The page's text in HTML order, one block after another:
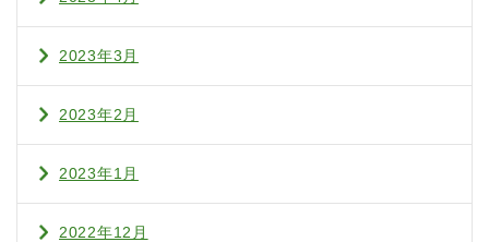
2023年3月
2023年2月
2023年1月
2022年12月